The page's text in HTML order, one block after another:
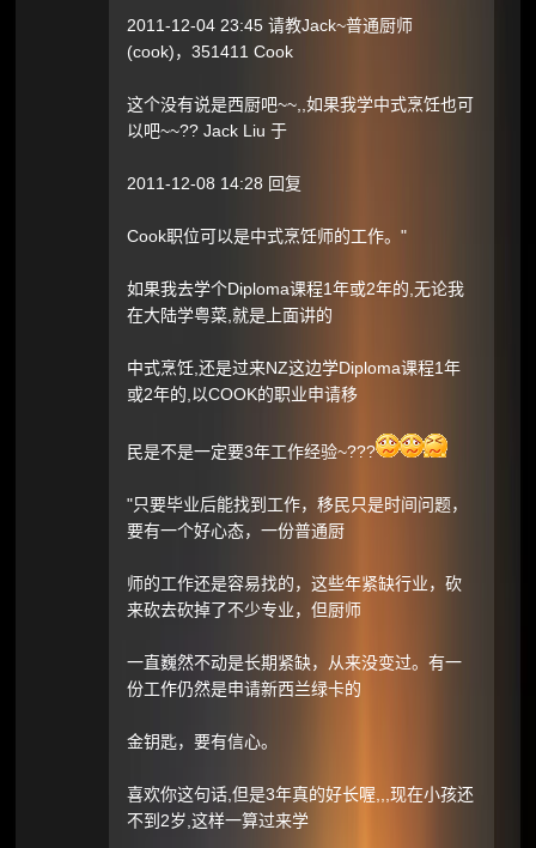
2011-12-04 23:45 请教Jack~普通厨师
(cook)，351411 Cook
这个没有说是西厨吧~~,,如果我学中式烹饪也可
以吧~~?? Jack Liu 于
2011-12-08 14:28 回复
Cook职位可以是中式烹饪师的工作。"
如果我去学个Diploma课程1年或2年的,无论我
在大陆学粤菜,就是上面讲的
中式烹饪,还是过来NZ这边学Diploma课程1年
或2年的,以COOK的职业申请移
民是不是一定要3年工作经验~???
"只要毕业后能找到工作，移民只是时间问题，
要有一个好心态，一份普通厨
师的工作还是容易找的，这些年紧缺行业，砍
来砍去砍掉了不少专业，但厨师
一直巍然不动是长期紧缺，从来没变过。有一
份工作仍然是申请新西兰绿卡的
金钥匙，要有信心。
喜欢你这句话,但是3年真的好长喔,,,现在小孩还
不到2岁,这样一算过来学